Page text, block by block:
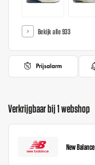
Bekijk alle 933
Prijsalarm
Verkrijgbaar bij 1 webshop
New Balance